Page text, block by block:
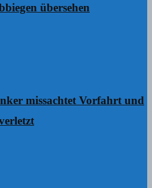
übersehen
missachtet Vorfahrt und